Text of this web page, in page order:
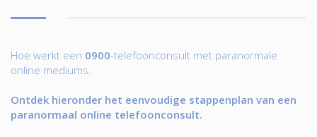
Hoe werkt een 0900-telefoonconsult met paranormale
online mediums.
Ontdek hieronder het eenvoudige stappenplan van een
paranormaal online telefoonconsult.